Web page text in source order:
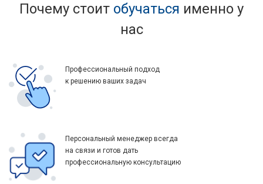
Почему стоит обучаться именно у
нас
Профессиональный подход
к решению ваших задач
Персональный менеджер всегда
на связи и готов дать
профессиональную консультацию